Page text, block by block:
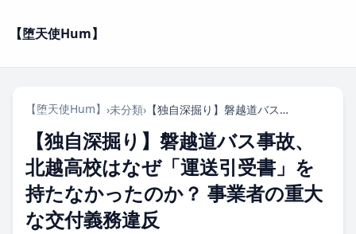
【堕天使Hum】
【堕天使Hum】 ›未分類› 【独自深掘り】磐越道バス事故、北越高校はなぜ「運送引受書」を持たなかったのか？ 事業者の重大な交付義務違反
【独自深掘り】磐越道バス事故、
北越高校はなぜ「運送引受書」を
持たなかったのか？ 事業者の重大
な交付義務違反